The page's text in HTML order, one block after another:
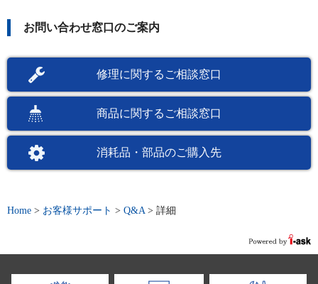
お問い合わせ窓口のご案内
修理に関するご相談窓口
商品に関するご相談窓口
消耗品・部品のご購入先
Home > お客様サポート > Q&A > 詳細